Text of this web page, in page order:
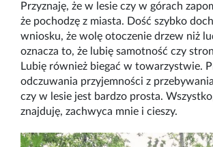
Przyznaję, że w lesie czy w górach
że pochodzę z miasta. Dość szybko
wniosku, że wolę otoczenie drzew niż
oznacza to, że lubię samotność czy
Lubię również biegać w towarzystwie.
odczuwania przyjemności z
czy w lesie jest bardzo prosta.
znajduję, zachwyca mnie i cieszy.